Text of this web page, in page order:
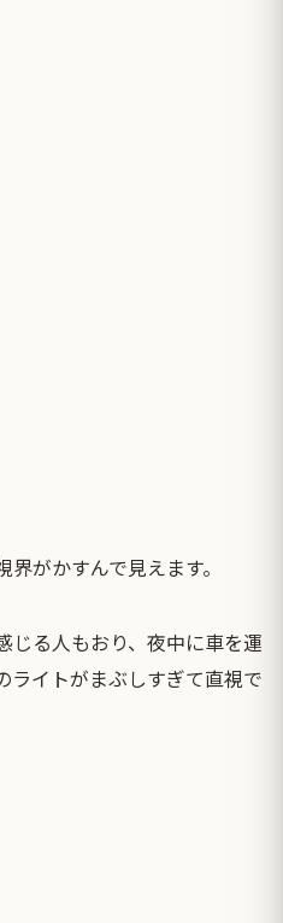
がかすんで見えます。
じる人もおり、夜中に車を運
ライトがまぶしすぎて直視で